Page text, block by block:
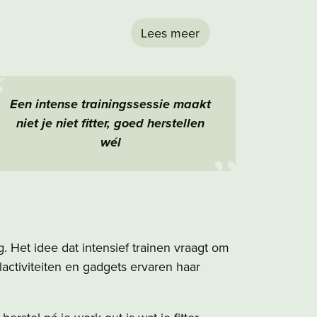
Lees meer
Een intense trainingssessie maakt
niet je niet fitter, goed herstellen
wél
Het idee dat intensief trainen vraagt om
en gadgets ervaren haar